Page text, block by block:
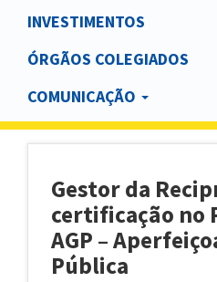
INVESTIMENTOS
ÓRGÃOS COLEGIADOS
COMUNICAÇÃO
Gestor da
certificação no
AGP –
Pública